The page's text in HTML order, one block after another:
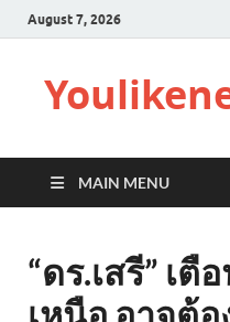
August 7, 2026
MAIN MENU
“ดร.เสรี” เ